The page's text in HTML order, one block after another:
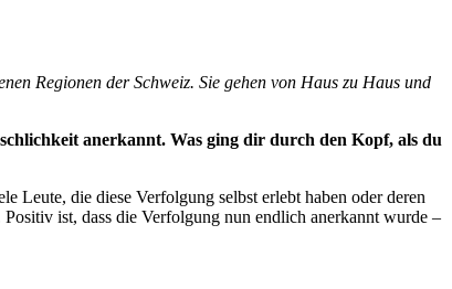
Regionen der Schweiz. Sie gehen von Haus zu Haus und
anerkannt. Was ging dir durch den Kopf, als du
Leute, die diese Verfolgung selbst erlebt haben oder deren
ist, dass die Verfolgung nun endlich anerkannt wurde –